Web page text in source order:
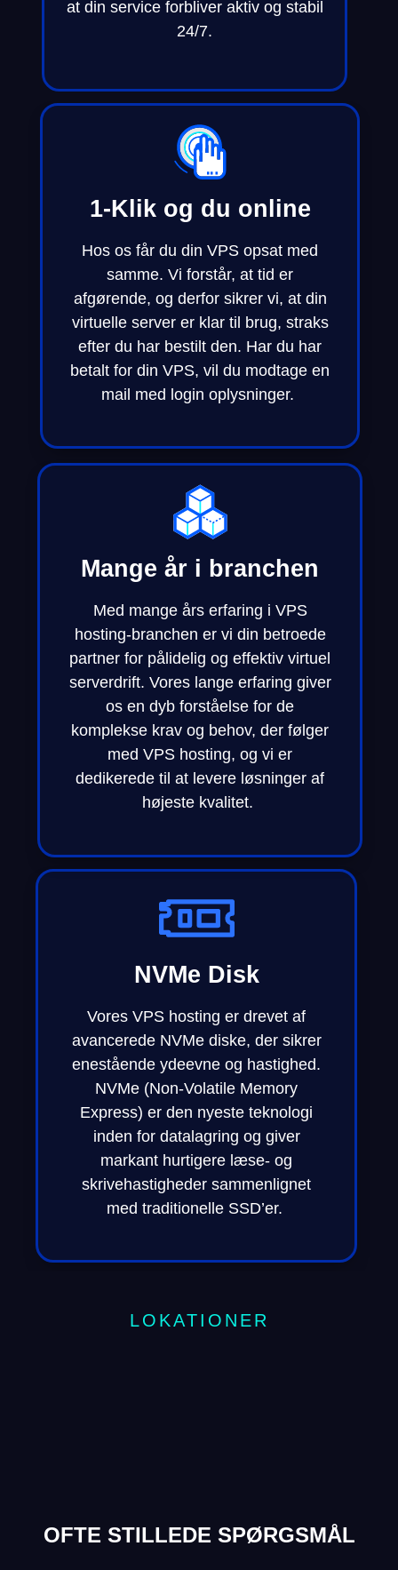
at din service forbliver aktiv og stabil
24/7.
1-Klik og du online
Hos os får du din VPS opsat med
samme. Vi forstår, at tid er
afgørende, og derfor sikrer vi, at din
virtuelle server er klar til brug, straks
efter du har bestilt den. Har du har
betalt for din VPS, vil du modtage en
mail med login oplysninger.
Mange år i branchen
Med mange års erfaring i VPS
hosting-branchen er vi din betroede
partner for pålidelig og effektiv virtuel
serverdrift. Vores lange erfaring giver
os en dyb forståelse for de
komplekse krav og behov, der følger
med VPS hosting, og vi er
dedikerede til at levere løsninger af
højeste kvalitet.
NVMe Disk
Vores VPS hosting er drevet af
avancerede NVMe diske, der sikrer
enestående ydeevne og hastighed.
NVMe (Non-Volatile Memory
Express) er den nyeste teknologi
inden for datalagring og giver
markant hurtigere læse- og
skrivehastigheder sammenlignet
med traditionelle SSD’er.
LOKATIONER
OFTE STILLEDE SPØRGSMÅL